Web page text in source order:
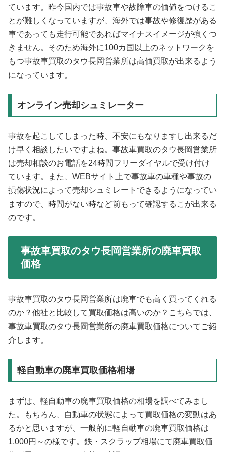
ています。昨今国内では事故車や故障車の価値をつけるこ
とが難しくなっていますが、海外では事故や修復歴がある
車であっても走行可能であればマイナスイメージが強くつ
きません。そのため海外に100カ国以上のネットワークを
もつ事故車買取のタウ長岡営業所は高価買取が出来るよう
になっています。
オンライン売却シュミレーター
事故を起こしてしまった時、不安にもなりますし出来るだ
け早く相談したいですよね。事故車買取のタウ長岡営業所
は売却相談のお電話を24時間フリーダイヤルで受け付け
ています。また、WEBサイト上で事故車の車種や事故の
損傷状況によって売却シュミレートできるようになってい
ますので、時間がない時など前もって確認するこが出来る
のです。
事故車買取のタウ長岡営業所の廃車買取
価格
事故車買取のタウ長岡営業所は廃車でも高く買ってくれる
のか？他社と比較して買取価格は高いのか？こちらでは、
事故車買取のタウ長岡営業所の廃車買取価格についてご紹
介します。
軽自動車の廃車買取価格相場
まずは、軽自動車の廃車買取価格の相場を調べてみまし
た。もちろん、自動車の状態によって買取価格の変動はあ
るかと思いますが、一般的に軽自動車の廃車買取価格は
1,000円～の様です。鉄・スクラップ相場にて廃車買取価